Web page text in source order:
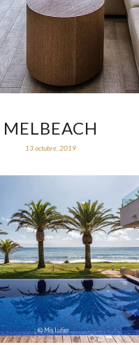
MELBEACH
13 octubre, 2019